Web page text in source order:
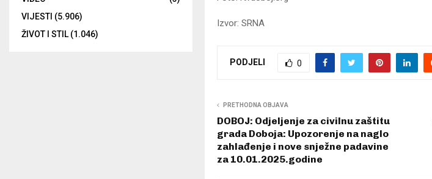
Izvor: SRNA
PODJELI 0
PRETHODNA OBJAVA
DOBOJ: Odjeljenje za civilnu zaštitu
grada Doboja: Upozorenje na naglo
zahlađenje i nove snježne padavine
za 10.01.2025.godine
VIJESTI (5.906)
ŽIVOT I STIL(1.046)